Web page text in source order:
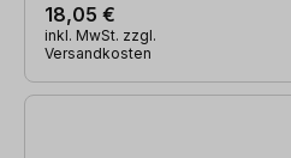
18,05 €
inkl. MwSt. zzgl.
Versandkosten